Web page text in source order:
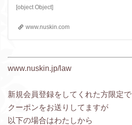
[object Object]
www.nuskin.com
www.nuskin.jp/law
新規会員登録をしてくれた方限定で
クーポンをお送りしてますが
以下の場合はわたしから